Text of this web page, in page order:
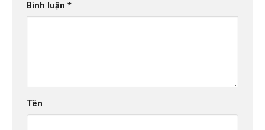
Bình luận *
Tên